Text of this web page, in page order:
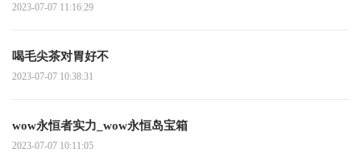
2023-07-07 11:16:29
喝毛尖茶对胃好不
2023-07-07 10:38:31
wow永恒者实力_wow永恒岛宝箱
2023-07-07 10:11:05